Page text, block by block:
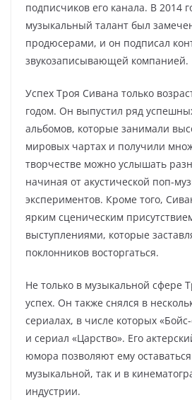
подписчиков его канала. В 2014
музыкальный талант был
продюсерами, и он подписал
звукозаписывающей компанией.
Успех Троя Сивана только
годом. Он выпустил ряд
альбомов, которые занимали
мировых чартах и получили
творчестве можно услышать
начиная от акустической поп-
экспериментов. Кроме того,
ярким сценическим
выступлениями, которые
поклонников восторгаться.
Не только в музыкальной сфере
успех. Он также снялся в
сериалах, в числе которых
и сериал «Царство». Его
юмора позволяют ему
музыкальной, так и в
индустрии.